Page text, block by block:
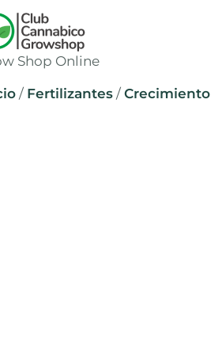
Shop Online
/ Fertilizantes / Crecimiento